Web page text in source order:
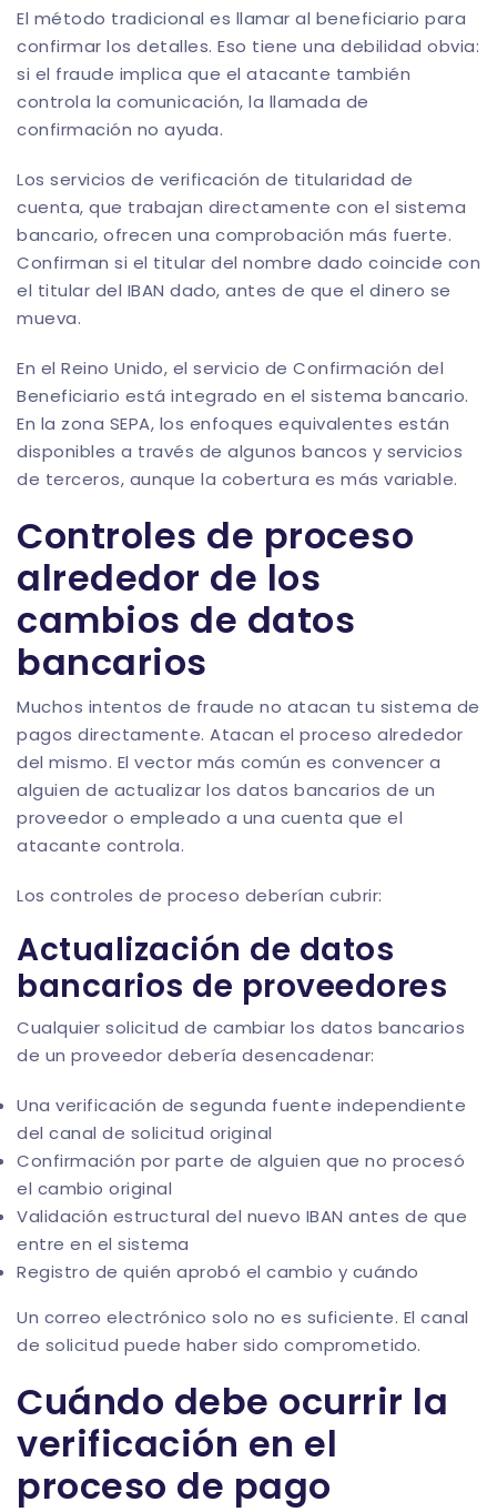
El método tradicional es llamar al beneficiario para
confirmar los detalles. Eso tiene una debilidad obvia:
si el fraude implica que el atacante también
controla la comunicación, la llamada de
confirmación no ayuda.
Los servicios de verificación de titularidad de
cuenta, que trabajan directamente con el sistema
bancario, ofrecen una comprobación más fuerte.
Confirman si el titular del nombre dado coincide con
el titular del IBAN dado, antes de que el dinero se
mueva.
En el Reino Unido, el servicio de Confirmación del
Beneficiario está integrado en el sistema bancario.
En la zona SEPA, los enfoques equivalentes están
disponibles a través de algunos bancos y servicios
de terceros, aunque la cobertura es más variable.
Controles de proceso
alrededor de los
cambios de datos
bancarios
Muchos intentos de fraude no atacan tu sistema de
pagos directamente. Atacan el proceso alrededor
del mismo. El vector más común es convencer a
alguien de actualizar los datos bancarios de un
proveedor o empleado a una cuenta que el
atacante controla.
Los controles de proceso deberían cubrir:
Actualización de datos
bancarios de proveedores
Cualquier solicitud de cambiar los datos bancarios
de un proveedor debería desencadenar:
Una verificación de segunda fuente independiente
del canal de solicitud original
Confirmación por parte de alguien que no procesó
el cambio original
Validación estructural del nuevo IBAN antes de que
entre en el sistema
Registro de quién aprobó el cambio y cuándo
Un correo electrónico solo no es suficiente. El canal
de solicitud puede haber sido comprometido.
Cuándo debe ocurrir la
verificación en el
proceso de pago